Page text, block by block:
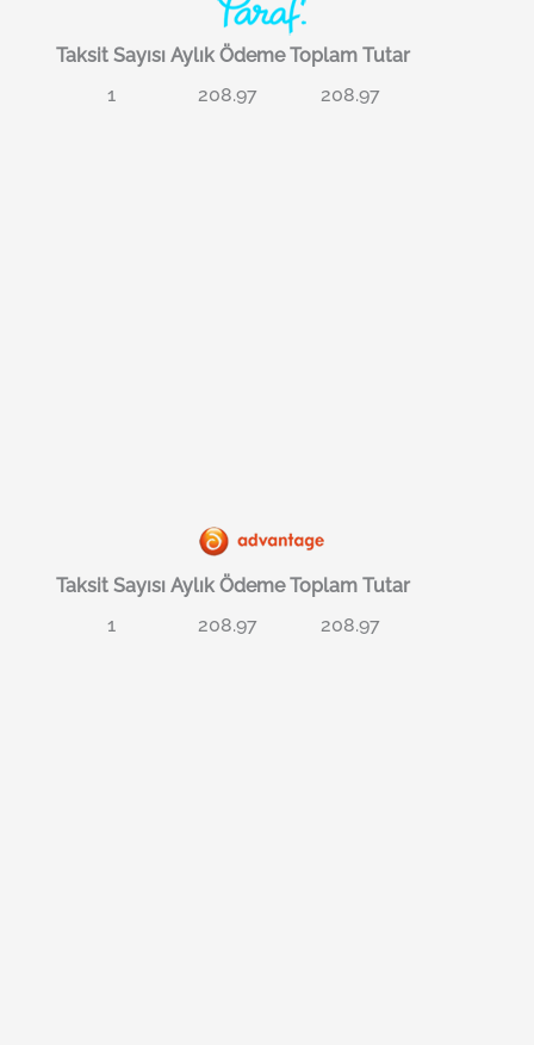
Taksit Sayısı Aylık Ödeme Toplam Tutar
1
208.97 208.97
Taksit Sayısı Aylık Ödeme Toplam Tutar
1
208.97 208.97